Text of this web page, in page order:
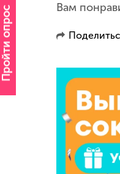
Пройти опрос Вам